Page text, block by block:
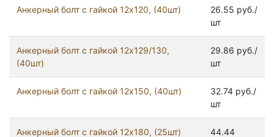
Анкерный болт с гайкой 12x120, (40шт)
26.55 руб./
шт
Анкерный болт с гайкой 12x129/130,
(40шт)
29.86 руб./
шт
Анкерный болт с гайкой 12x150, (40шт)
32.74 руб./
шт
Анкерный болт с гайкой 12x180, (25шт) 44.44